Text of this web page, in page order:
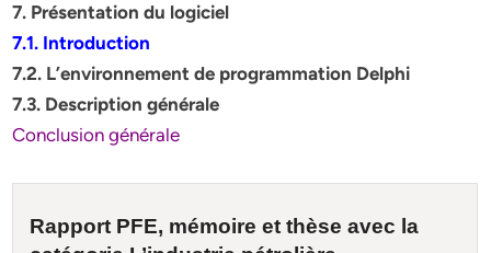
7. Présentation du logiciel
7.1. Introduction
7.2. L’environnement de programmation Delphi
7.3. Description générale
Conclusion générale
Rapport PFE, mémoire etthèse avec la